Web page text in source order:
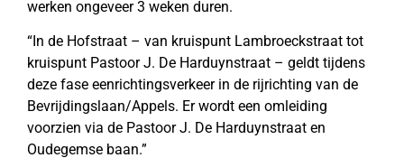
werken ongeveer 3 weken duren.
“In de Hofstraat – van kruispunt Lambroeckstraat tot
kruispunt Pastoor J. De Harduynstraat – geldt tijdens
deze fase eenrichtingsverkeer in de rijrichting van de
Bevrijdingslaan/Appels. Er wordt een omleiding
voorzien via de Pastoor J. De Harduynstraat en
Oudegemse baan.”